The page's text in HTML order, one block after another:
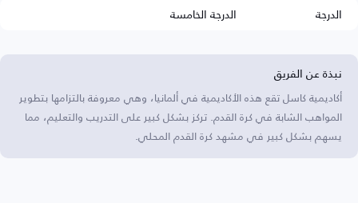
الدرجة
الدرجة الخامسة
نبذة عن الفريق
أكاديمية كاسل تقع هذه الأكاديمية في ألمانيا، وهي معروفة بالتزامها بتطوير
المواهب الشابة في كرة القدم. تركز بشكل كبير على التدريب والتعليم، مما
يسهم بشكل كبير في مشهد كرة القدم المحلي.